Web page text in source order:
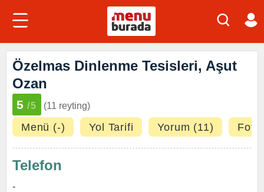
Özelmas Dinlenme Tesisleri, Aşut
Ozan
5 /5 (11 reyting)
Menü (-) Yol Tarifi Yorum (11)
Telefon
-